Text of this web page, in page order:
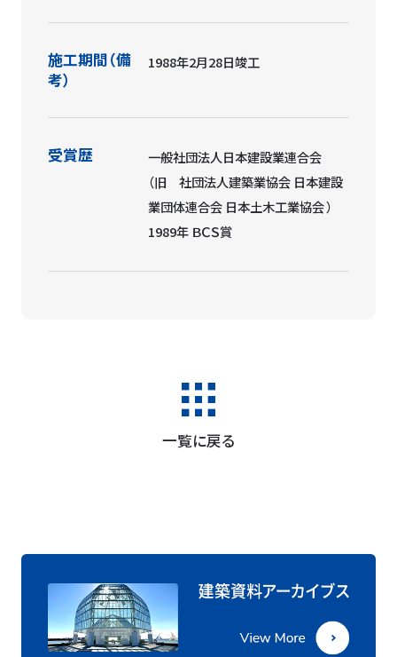
施工期間（備
考）
1988年2月28日竣工
受賞歴
一般社団法人日本建設業連合会
（旧 社団法人建築業協会 日本建設
業団体連合会 日本土木工業協会 ）
1989年 ＢＣＳ賞
一覧に戻る